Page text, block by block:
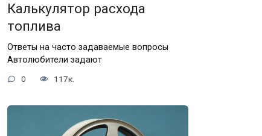
Калькулятор расхода
топлива
Ответы на часто задаваемые вопросы
Автолюбители задают
0 117к.